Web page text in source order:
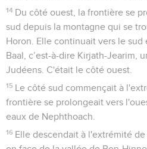
14 Du côté ouest, la frontière se
sud depuis la montagne qui se
Horon. Elle continuait vers le
Baal, c’est-à-dire Kirjath-Jearim,
Judéens. C'était le côté ouest.
15 Le côté sud commençait à
frontière se prolongeait vers
eaux de Nephthoach.
16 Elle descendait à l'extrémité